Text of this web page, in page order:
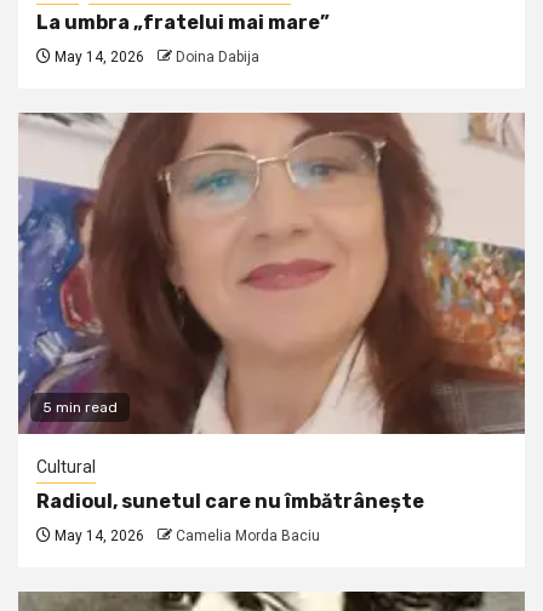
La umbra „fratelui mai mare”
May 14, 2026 Doina Dabija
5 min read
Cultural
Radioul, sunetul care nu îmbătrânește
May 14, 2026 Camelia Morda Baciu